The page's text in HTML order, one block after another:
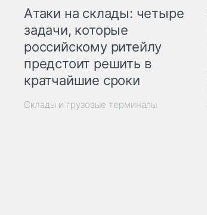
Атаки на склады: четыре
задачи, которые
российскому ритейлу
предстоит решить в
кратчайшие сроки
Склады и грузовые терминалы